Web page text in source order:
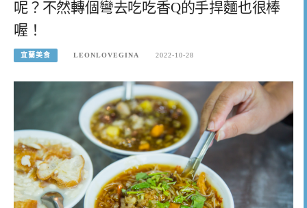
呢？不然轉個彎去吃吃香Q的手捍麵也很棒
喔！
宜蘭美食 LEONLOVEGINA 2022-10-28